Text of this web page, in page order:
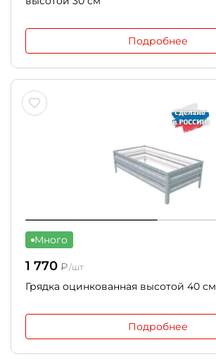
Подробнее
Много
1 770 ₽/шт
Грядка оцинкованная высотой 40 см
Подробнее